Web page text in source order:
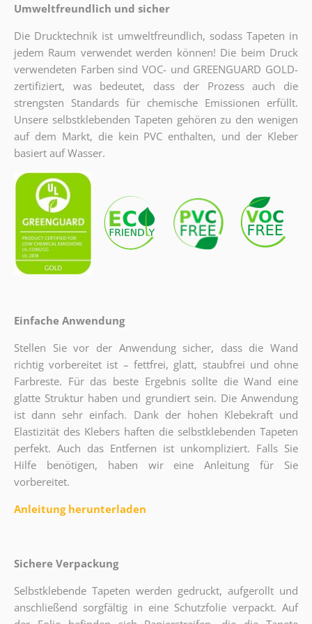
Umweltfreundlich und sicher
Die Drucktechnik ist umweltfreundlich, sodass Tapeten in
jedem Raum verwendet werden können! Die beim Druck
verwendeten Farben sind VOC- und GREENGUARD GOLD-
zertifiziert, was bedeutet, dass der Prozess auch die
strengsten Standards für chemische Emissionen erfüllt.
Unsere selbstklebenden Tapeten gehören zu den wenigen
auf dem Markt, die kein PVC enthalten, und der Kleber
basiert auf Wasser.
Einfache Anwendung
Stellen Sie vor der Anwendung sicher, dass die Wand
richtig vorbereitet ist – fettfrei, glatt, staubfrei und ohne
Farbreste. Für das beste Ergebnis sollte die Wand eine
glatte Struktur haben und grundiert sein. Die Anwendung
ist dann sehr einfach. Dank der hohen Klebekraft und
Elastizität des Klebers haften die selbstklebenden Tapeten
perfekt. Auch das Entfernen ist unkompliziert. Falls Sie
Hilfe benötigen, haben wir eine Anleitung für Sie
vorbereitet.
Anleitung herunterladen
Sichere Verpackung
Selbstklebende Tapeten werden gedruckt, aufgerollt und
anschließend sorgfältig in eine Schutzfolie verpackt. Auf